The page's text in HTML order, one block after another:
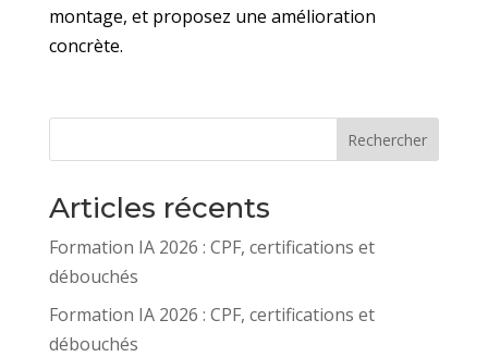
montage, et proposez une amélioration
concrète.
Rechercher
Articles récents
Formation IA 2026 : CPF, certifications et
débouchés
Formation IA 2026 : CPF, certifications et
débouchés